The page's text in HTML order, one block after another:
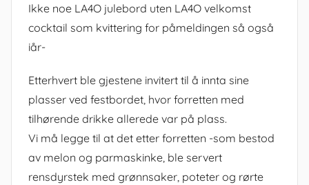
Ikke noe LA4O julebord uten LA4O velkomst
cocktail som kvittering for påmeldingen så også
iår-
Etterhvert ble gjestene invitert til å innta sine
plasser ved festbordet, hvor forretten med
tilhørende drikke allerede var på plass.
Vi må legge til at det etter forretten -som bestod
av melon og parmaskinke, ble servert
rensdyrstek med grønnsaker, poteter og rørte